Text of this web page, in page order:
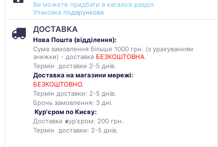
Ви можете придбати в каталозі разділ
Упаковка подарункова
ДОСТАВКА
Нова Пошта (відділення):
Сума замовлення більше 1000 грн. (з урахуванням
знижки) - доставка БЕЗКОШТОВНА.
Термін доставки 2-5 днів.
Доставка на магазини мережі:
БЕЗКОШТОВНО.
Термін доставки: 2-5 днів.
Бронь замовлення: 3 дні.
Кур'єром по Києву:
Доставка кур'єром: 200 грн.
Термін доставки: 2-5 днів.